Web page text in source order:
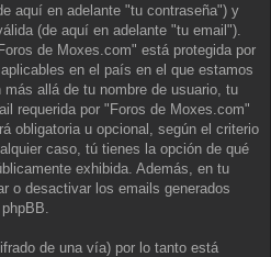
aquí en adelante "tu contraseña") y
(de aquí en adelante "tu email").
de Moxes.com" está protegida por
en el país en el que estamos
allá de tu nombre de usuario, tu
requerida por "Foros de Moxes.com"
obligatoria u opcional, según el criterio
caso, tú tienes la opción de qué
exhibida. Además, en tu
o desactivar los emails generados
de una vía) por lo tanto está